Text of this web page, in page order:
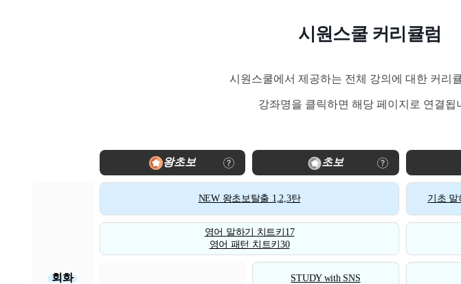
시원스쿨 커리큘럼
시원스쿨에서 제공하는 전체 강의에 대한 커리
강좌명을 클릭하면 해당 페이지로 연결됩
왕초보 초보
회화
NEW 왕초보탈출 1,2,3탄 기초 말
영어 말하기 치트키17
영어 패턴 치트키30
STUDY with SNS